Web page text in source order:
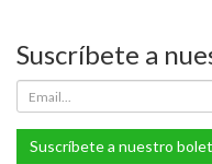
Suscríbete a
Suscríbete a nuestro